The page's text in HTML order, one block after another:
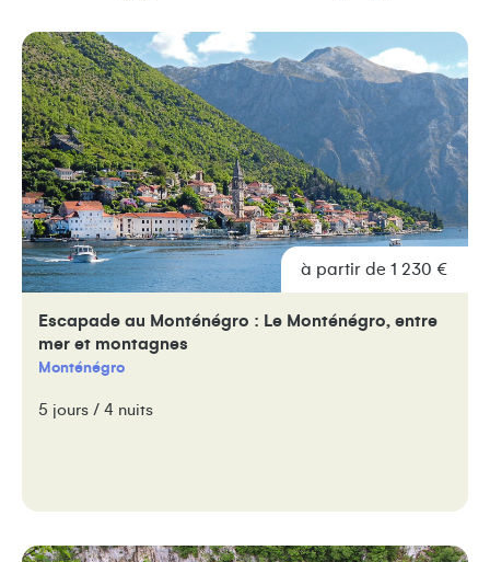
à partir de 1 230 €
Escapade au Monténégro : Le Monténégro, entre
mer et montagnes
Monténégro
5 jours / 4 nuits